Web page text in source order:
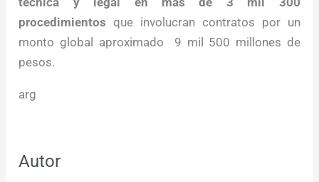
procedimientos que involucran contratos por un
monto global aproximado 9 mil 500 millones de
pesos.
arg
Autor